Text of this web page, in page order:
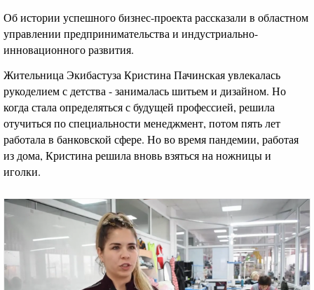
Об истории успешного бизнес-проекта рассказали в областном
управлении предпринимательства и индустриально-
инновационного развития.
Жительница Экибастуза Кристина Пачинская увлекалась
рукоделием с детства - занималась шитьем и дизайном. Но
когда стала определяться с будущей профессией, решила
отучиться по специальности менеджмент, потом пять лет
работала в банковской сфере. Но во время пандемии, работая
из дома, Кристина решила вновь взяться на ножницы и
иголки.